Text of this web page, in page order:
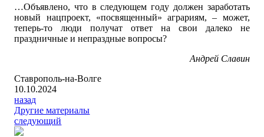
…Объявлено, что в следующем году должен заработать
новый нацпроект, «посвященный» аграриям, – может,
теперь-то люди получат ответ на свои далеко не
праздничные и непраздные вопросы?
Андрей Славин
Ставрополь-на-Волге
10.10.2024
назад
Другие материалы
следующий